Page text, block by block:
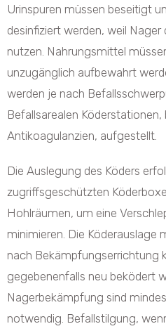
Urinspuren müssen beseitigt
desinfiziert werden, weil Nager
nutzen. Nahrungsmittel
unzugänglich aufbewahrt
werden je nach
Befallsarealen
Antikoagulanzien, aufgestellt.
Die Auslegung des Köders
zugriffsgeschützten
Hohlräumen, um eine
minimieren. Die Köderauslage
nach Bekämpfungserrichtung
gegebenenfalls neu beködert
Nagerbekämpfung sind
notwendig. Befallstilgung,